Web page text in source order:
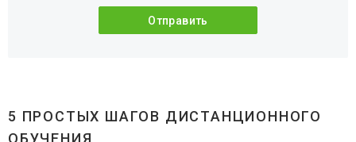
5 ПРОСТЫХ ШАГОВ ДИСТАНЦИОННОГО
ОБУЧЕНИЯ